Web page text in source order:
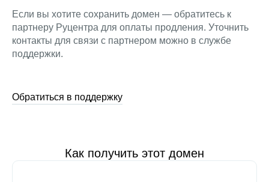
Если вы хотите сохранить домен — обратитесь к
партнеру Руцентра для оплаты продления. Уточнить
контакты для связи с партнером можно в службе
поддержки.
Обратиться в поддержку
Как получить этот домен